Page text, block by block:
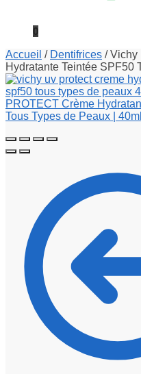
0
Accueil / Dentifrices /Vichy
Hydratante Teintée SPF50